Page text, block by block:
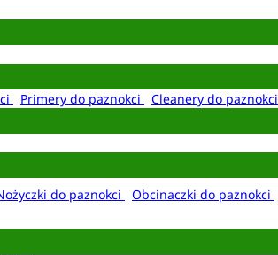
Primery do paznokci Cleanery do paznokci
do paznokci Obcinaczki do paznokci